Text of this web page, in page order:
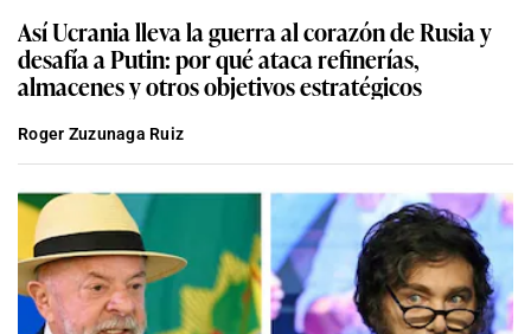
Así Ucrania lleva la guerra al corazón de Rusia y
desafía a Putin: por qué ataca refinerías,
almacenes y otros objetivos estratégicos
Roger Zuzunaga Ruiz